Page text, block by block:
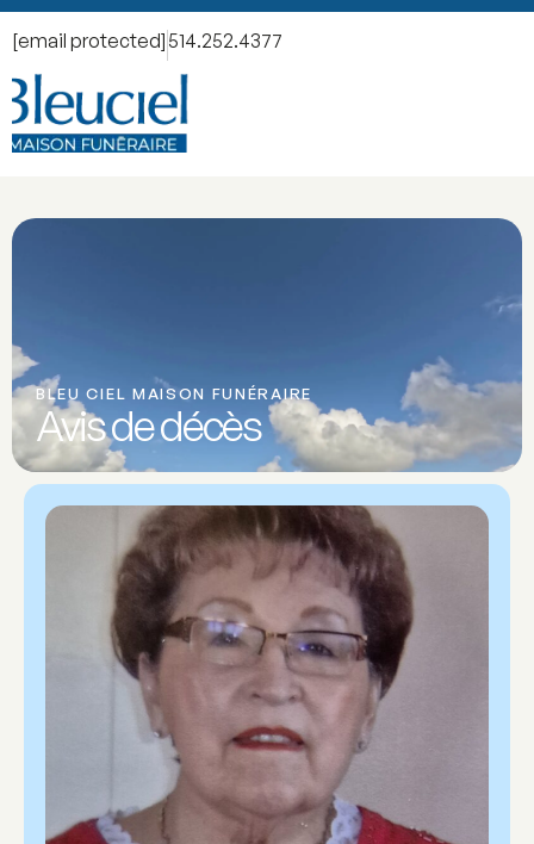
[email protected] 514.252.4377
BLEU CIEL MAISON FUNÉRAIRE
Avis de décès